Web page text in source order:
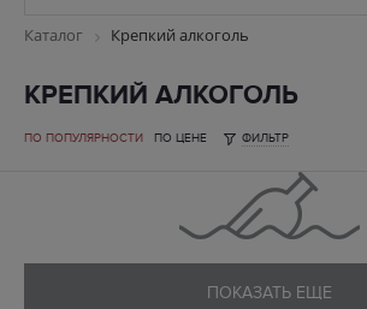
Каталог Крепкий алкоголь
КРЕПКИЙ АЛКОГОЛЬ
ПО ПОПУЛЯРНОСТИ ПО ЦЕНЕ ФИЛЬТР
ПОКАЗАТЬ ЕЩЕ